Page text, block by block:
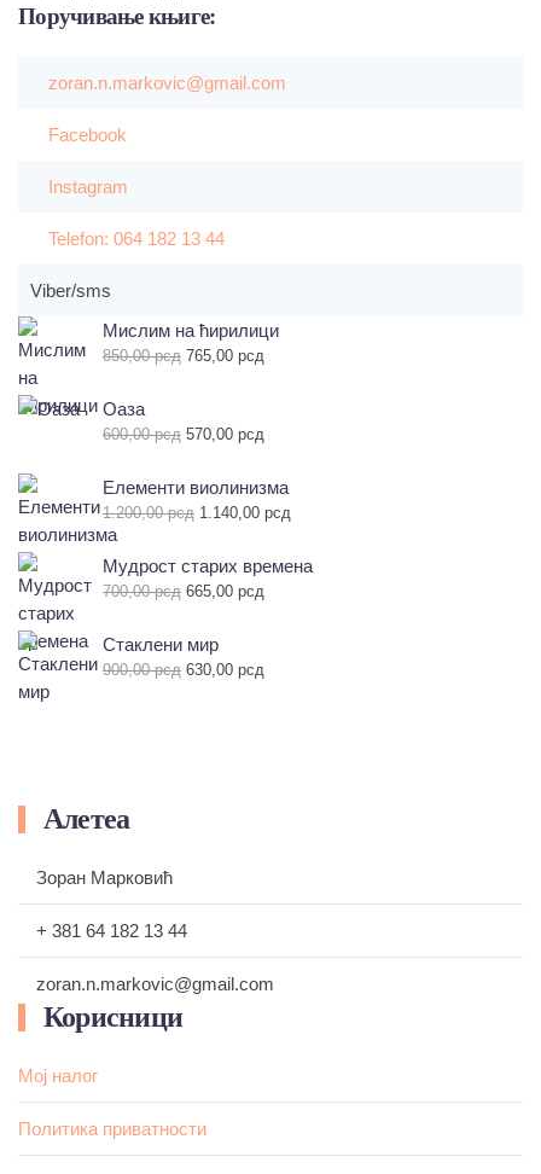
цена
800,00 рсд.
цена
Поручивањекњиге:
zoran.n.markovic@gmail.com
Facebook
Instagram
Telefon: 064 182 13 44
Viber/sms
Мислим на ћирилици
850,00рсд Оригинална
била:
850,00 рсд.
765,00 рсд
Оаза
600,00рсд Оригинална
била:
600,00 рсд.
570,00 рсд
Елементи виолинизма
1.200,00рсд Оригинална
била:
1.200,00 рсд.
1.140,00 рсд
Мудрост старих времена
700,00рсд Оригинална
била:
700,00 рсд.
665,00 рсд
Стаклени мир
900,00рсд Оригинална
630,00 рсд
Алетеа
Зоран Марковић
+ 381 64 182 13 44
zoran.n.markovic@gmail.com
Корисници
Мој налог
Политика приватности